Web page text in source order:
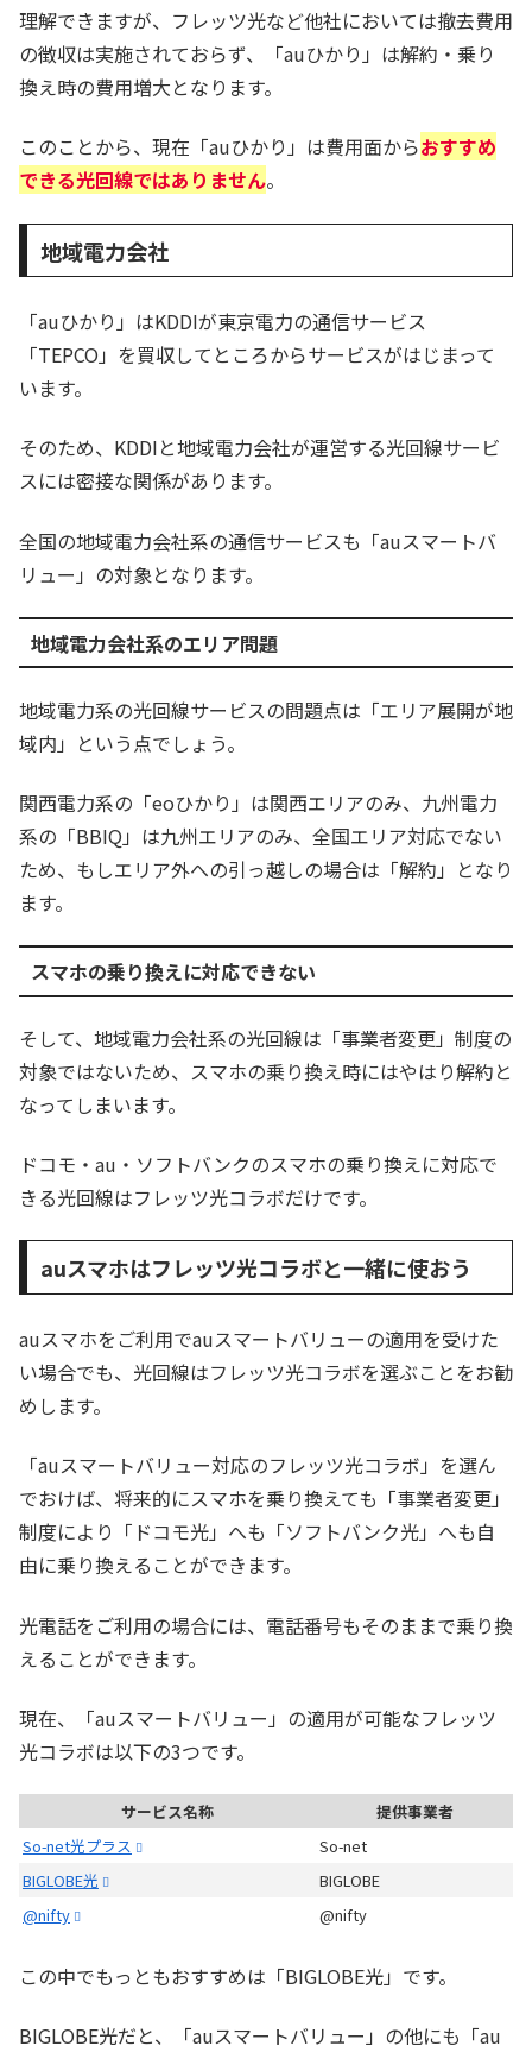
理解できますが、フレッツ光など他社においては撤去費用
の徴収は実施されておらず、「auひかり」は解約・乗り
換え時の費用増大となります。
このことから、現在「auひかり」は費用面からおすすめ
できる光回線ではありません。
地域電力会社
「auひかり」はKDDIが東京電力の通信サービス
「TEPCO」を買収してところからサービスがはじまって
います。
そのため、KDDIと地域電力会社が運営する光回線サービ
スには密接な関係があります。
全国の地域電力会社系の通信サービスも「auスマートバ
リュー」の対象となります。
地域電力会社系のエリア問題
地域電力系の光回線サービスの問題点は「エリア展開が地
域内」という点でしょう。
関西電力系の「eoひかり」は関西エリアのみ、九州電力
系の「BBIQ」は九州エリアのみ、全国エリア対応でない
ため、もしエリア外への引っ越しの場合は「解約」となり
ます。
スマホの乗り換えに対応できない
そして、地域電力会社系の光回線は「事業者変更」制度の
対象ではないため、スマホの乗り換え時にはやはり解約と
なってしまいます。
ドコモ・au・ソフトバンクのスマホの乗り換えに対応で
きる光回線はフレッツ光コラボだけです。
auスマホはフレッツ光コラボと一緒に使おう
auスマホをご利用でauスマートバリューの適用を受けた
い場合でも、光回線はフレッツ光コラボを選ぶことをお勧
めします。
「auスマートバリュー対応のフレッツ光コラボ」を選ん
でおけば、将来的にスマホを乗り換えても「事業者変更」
制度により「ドコモ光」へも「ソフトバンク光」へも自
由に乗り換えることができます。
光電話をご利用の場合には、電話番号もそのままで乗り換
えることができます。
現在、「auスマートバリュー」の適用が可能なフレッツ
光コラボは以下の3つです。
サービス名称
提供事業者
So-net光プラス
So-net
BIGLOBE光
BIGLOBE
@nifty
@nifty
この中でもっともおすすめは「BIGLOBE光」です。
BIGLOBE光だと、「auスマートバリュー」の他にも「au